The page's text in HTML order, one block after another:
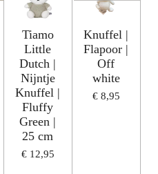
Tiamo
Little
Dutch |
Nijntje
Knuffel |
Fluffy
Green |
25 cm
€ 12,95
Knuffel |
Flapoor |
Off
white
€ 8,95